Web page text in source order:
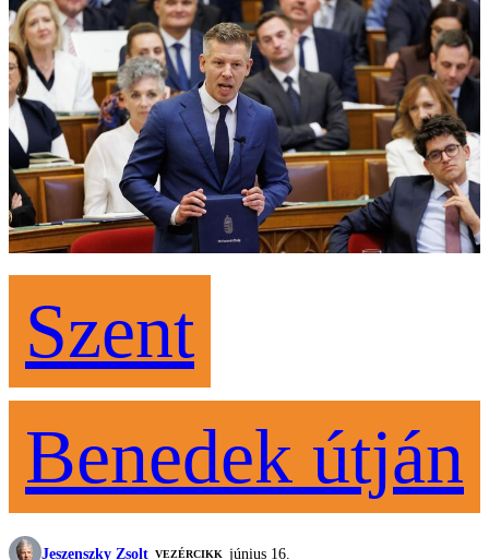
Szent
Benedek útján
Jeszenszky Zsolt VEZÉRCIKK június 16.